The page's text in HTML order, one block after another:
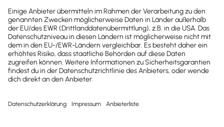
werden alle Daten automatisch und
komfortabel an Lexware Office übergeben